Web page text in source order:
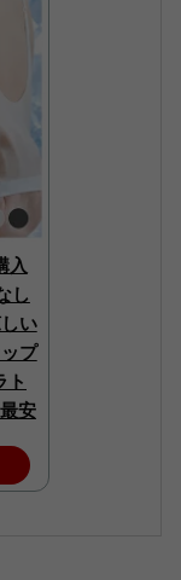
入
し
い
プ
ト
安